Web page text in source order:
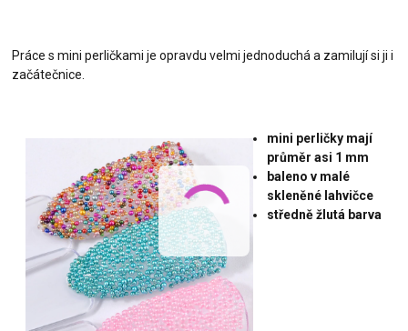
Práce s mini perličkami je opravdu velmi jednoduchá a zamilují si ji i
začátečnice.
mini perličky mají
průměr asi 1 mm
baleno v malé
skleněné lahvičce
středně žlutá barva